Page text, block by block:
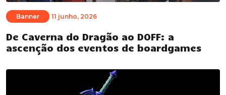
Banner 11 junho, 2026
De Caverna do Dragão ao DOFF: a
ascenção dos eventos de boardgames